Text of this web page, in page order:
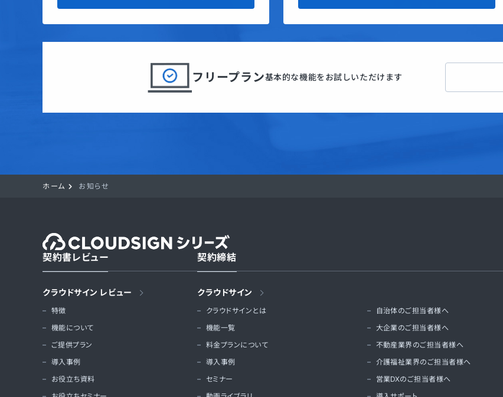
フリープラン基本的な機能をお試しいただけます
ホーム お知らせ
契約書レビュー
クラウドサイン レビュー
特徴
機能について
ご提供プラン
導入事例
お役立ち資料
契約締結
クラウドサイン
クラウドサインとは
機能一覧
料金プランについて
導入事例
セミナー
自治体のご担当者様へ
大企業のご担当者様へ
不動産業界のご担当者様へ
介護福祉業界のご担当者様へ
営業DXのご担当者様へ